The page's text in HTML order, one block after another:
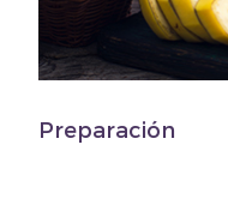
Preparación